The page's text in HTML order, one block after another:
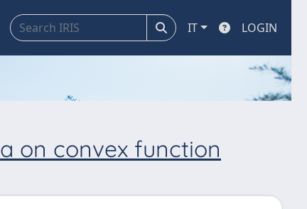
IT LOGIN
on convex function